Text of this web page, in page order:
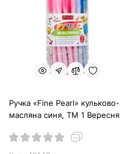
Ручка «Fine Pearl» кульково-
масляна синя, ТМ 1 Вересня